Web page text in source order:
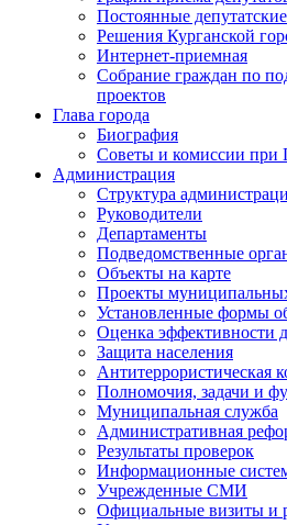
Постоянные
Решения Курганской
Интернет-приемная
Собрание граждан по
проектов
Глава города
Биография
Советы и комиссии при
Администрация
Структура
Руководители
Департаменты
Подведомственные
Объекты на карте
Проекты
Установленные формы
Оценка эффективности
Защита населения
Антитеррористическая
Полномочия, задачи и
Муниципальная служба
Административная
Результаты проверок
Информационные
Учрежденные СМИ
Официальные визиты и